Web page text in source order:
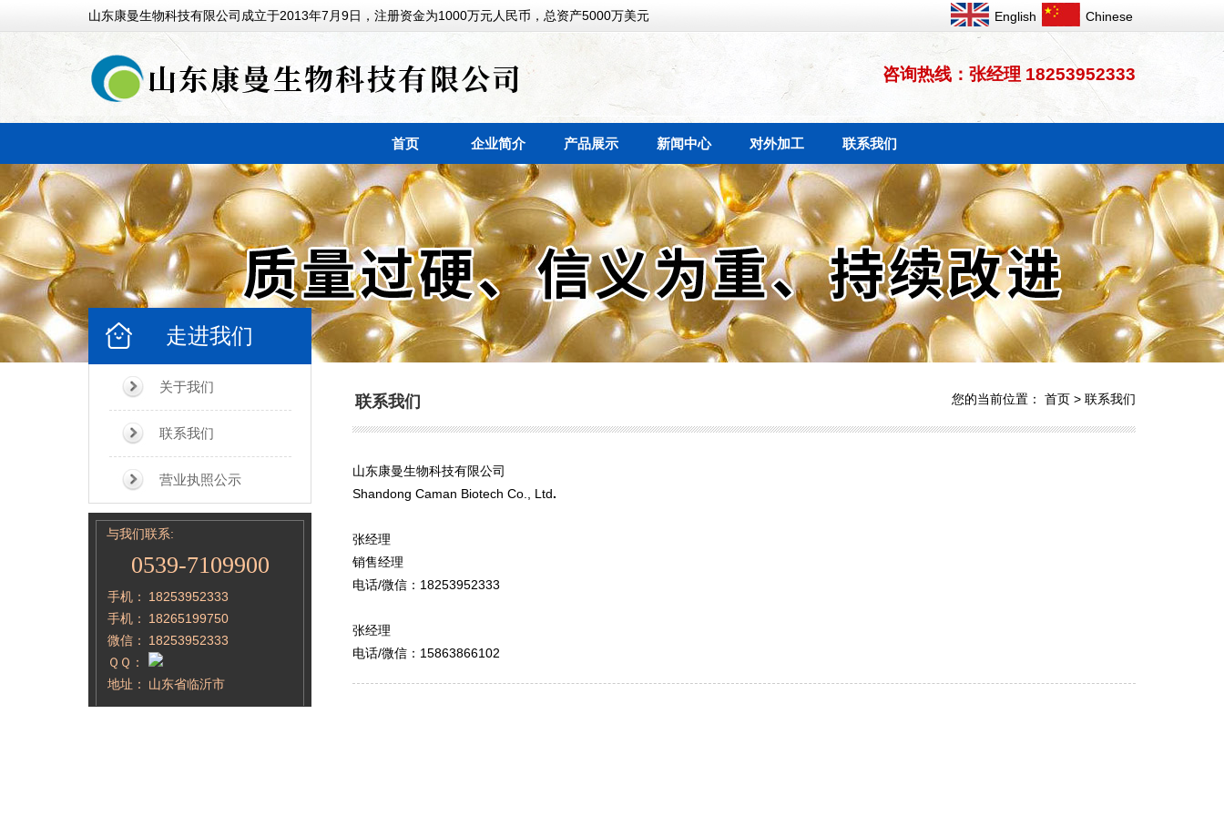
山东康曼生物科技有限公司成立于2013年7月9日，注册资金为1000万元人民币，总资产5000万美元 English Chinese
咨询热线：张经理 18253952333
首页 企业简介 产品展示 新闻中心 对外加工 联系我们
走进我们
关于我们
联系我们
营业执照公示
与我们联系:
0539-7109900
手机：
18253952333
手机：
18265199750
微信：
18253952333
ＱＱ：
地址：
山东省临沂市
联系我们 您的当前位置： 首页 > 联系我们
山东康曼生物科技有限公司
Shandong Caman Biotech Co., Ltd.
张经理
销售经理
电话/微信：18253952333
张经理
电话/微信： 15863866102